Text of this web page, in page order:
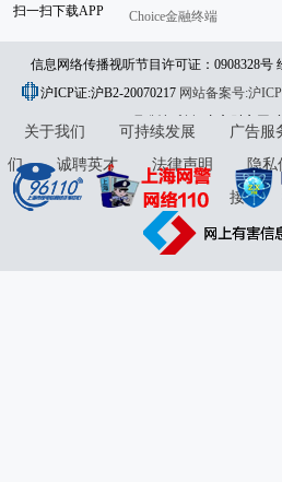
扫一扫下载APP
Choice金融终端
信息网络传播视听节目许可证：0908328号
913101046312860336 违法和不良信息
沪ICP证:沪B2-20070217 网站备案号:沪
31010402000120号版权所有:东方财富网
关于我们 可持续发展 广告服
们
诚聘英才 法律声明 隐私
接